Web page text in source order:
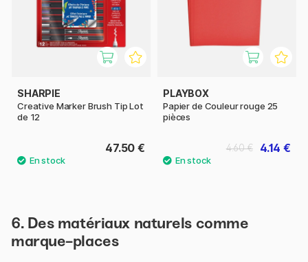
SHARPIE
Creative Marker Brush Tip Lot
de 12
47.50 €
PLAYBOX
Papier de Couleur rouge 25
pièces
4.14 €
4.60 €
6. Des matériaux naturels comme
marque-places